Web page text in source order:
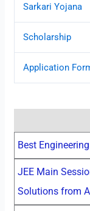
Sarkari Yojana
Scholarship
Application
Best
JEE Main
Solutions from